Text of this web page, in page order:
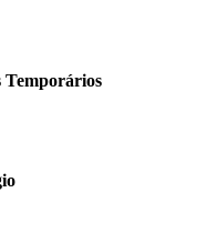
Temporários